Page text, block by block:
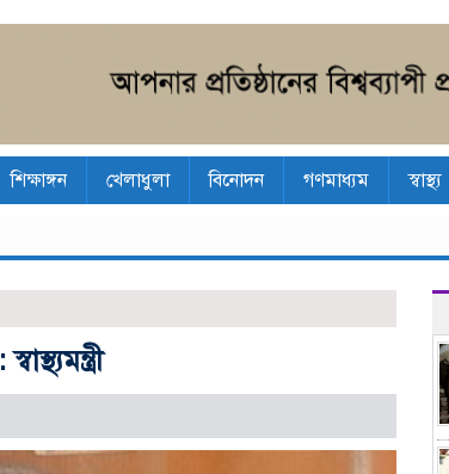
শিক্ষাঙ্গন খেলাধুলা বিনোদন গণমাধ্যম স্বাস্থ্য